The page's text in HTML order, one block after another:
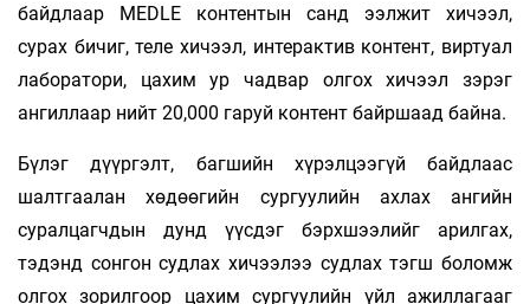
байдлаар MEDLE контентын санд ээлжит хичээл,
сурах бичиг, теле хичээл, интерактив контент, виртуал
лаборатори, цахим ур чадвар олгох хичээл зэрэг
ангиллаар нийт 20,000 гаруй контент байршаад байна.
Бүлэг дүүргэлт, багшийн хүрэлцээгүй байдлаас
шалтгаалан хөдөөгийн сургуулийн ахлах ангийн
суралцагчдын дунд үүсдэг бэрхшээлийг арилгах,
тэдэнд сонгон судлах хичээлээ судлах тэгш боломж
олгох зорилгоор цахим сургуулийн үйл ажиллагааг